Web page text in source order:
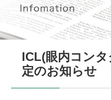
ICL(眼内コン
定のお知らせ